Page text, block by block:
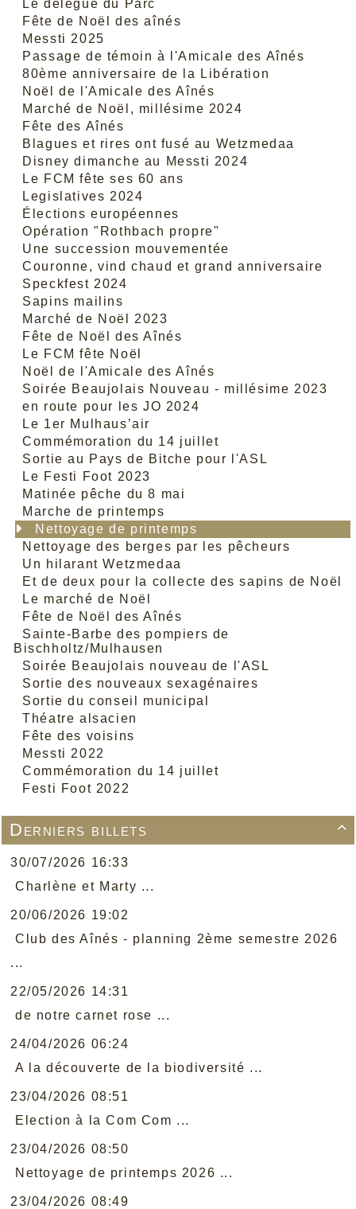
Le délégué du Parc
Fête de Noël des aînés
Messti 2025
Passage de témoin à l'Amicale des Aînés
80ème anniversaire de la Libération
Noël de l'Amicale des Aînés
Marché de Noël, millésime 2024
Fête des Aînés
Blagues et rires ont fusé au Wetzmedaa
Disney dimanche au Messti 2024
Le FCM fête ses 60 ans
Legislatives 2024
Élections européennes
Opération "Rothbach propre"
Une succession mouvementée
Couronne, vind chaud et grand anniversaire
Speckfest 2024
Sapins mailins
Marché de Noël 2023
Fête de Noël des Aînés
Le FCM fête Noël
Noël de l'Amicale des Aînés
Soirée Beaujolais Nouveau - millésime 2023
en route pour les JO 2024
Le 1er Mulhaus’air
Commémoration du 14 juillet
Sortie au Pays de Bitche pour l'ASL
Le Festi Foot 2023
Matinée pêche du 8 mai
Marche de printemps
Nettoyage de printemps
Nettoyage des berges par les pêcheurs
Un hilarant Wetzmedaa
Et de deux pour la collecte des sapins de Noël
Le marché de Noël
Fête de Noël des Aînés
Sainte-Barbe des pompiers de
Bischholtz/Mulhausen
Soirée Beaujolais nouveau de l'ASL
Sortie des nouveaux sexagénaires
Sortie du conseil municipal
Théatre alsacien
Fête des voisins
Messti 2022
Commémoration du 14 juillet
Festi Foot 2022

Derniers billets
30/07/2026 16:33
Charlène et Marty ...
20/06/2026 19:02
Club des Aînés - planning 2ème semestre 2026
...
22/05/2026 14:31
de notre carnet rose ...
24/04/2026 06:24
A la découverte de la biodiversité ...
23/04/2026 08:51
Election à la Com Com ...
23/04/2026 08:50
Nettoyage de printemps 2026 ...
23/04/2026 08:49